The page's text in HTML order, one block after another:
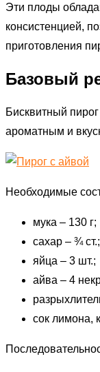
Эти плоды
консистенцией,
приготовления
Базовый
Бисквитный
ароматным и
Необходимые
мука – 130 г;
сахар – ¾ ст.;
яйца – 3 шт.;
айва – 4
сок лимона,